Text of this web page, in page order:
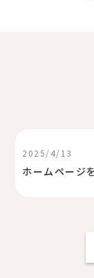
2025/4/13
ホームページ